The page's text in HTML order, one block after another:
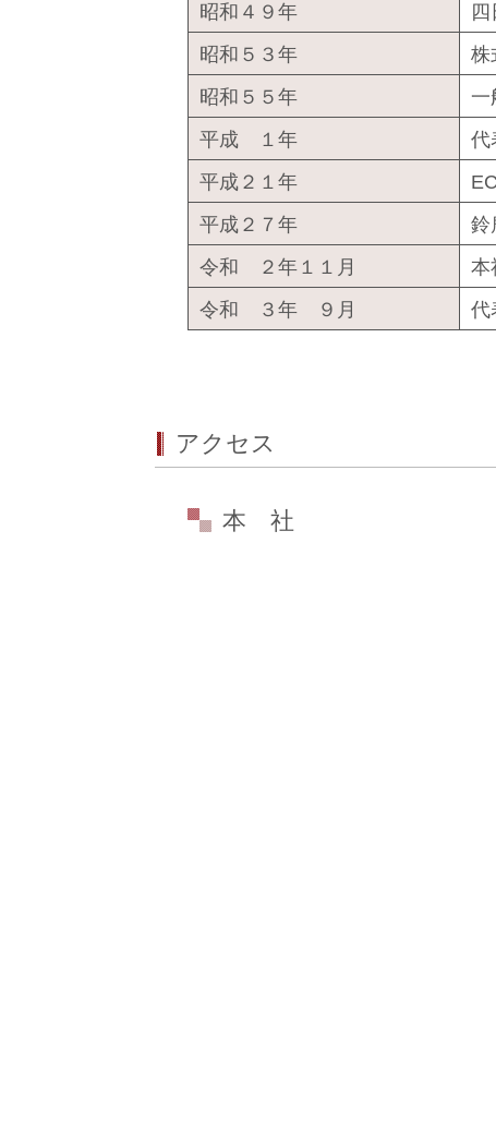
昭和４９年
昭和５３年
株
昭和５５年
一
平成 １年
代
平成２１年
平成２７年
鈴
令和 ２年１１月
本
令和 ３年 ９月
代
アクセス
本 社